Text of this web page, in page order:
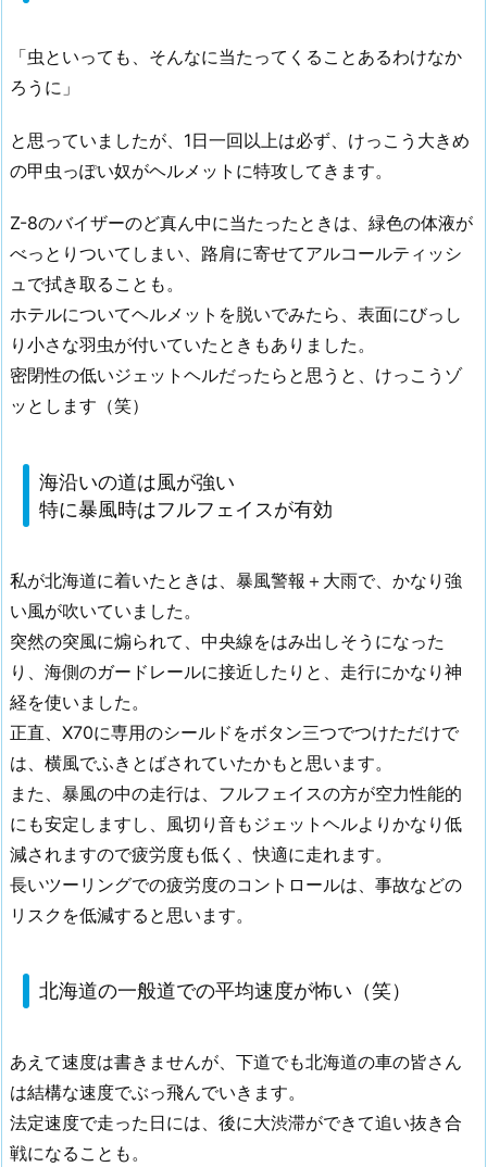
「虫といっても、そんなに当たってくることあるわけなか
ろうに」
と思っていましたが、1日一回以上は必ず、けっこう大きめ
の甲虫っぽい奴がヘルメットに特攻してきます。
Z-8のバイザーのど真ん中に当たったときは、緑色の体液が
べっとりついてしまい、路肩に寄せてアルコールティッシ
ュで拭き取ることも。
ホテルについてヘルメットを脱いでみたら、表面にびっし
り小さな羽虫が付いていたときもありました。
密閉性の低いジェットヘルだったらと思うと、けっこうゾ
ッとします（笑）
海沿いの道は風が強い
特に暴風時はフルフェイスが有効
私が北海道に着いたときは、暴風警報＋大雨で、かなり強
い風が吹いていました。
突然の突風に煽られて、中央線をはみ出しそうになった
り、海側のガードレールに接近したりと、走行にかなり神
経を使いました。
正直、X70に専用のシールドをボタン三つでつけただけで
は、横風でふきとばされていたかもと思います。
また、暴風の中の走行は、フルフェイスの方が空力性能的
にも安定しますし、風切り音もジェットヘルよりかなり低
減されますので疲労度も低く、快適に走れます。
長いツーリングでの疲労度のコントロールは、事故などの
リスクを低減すると思います。
北海道の一般道での平均速度が怖い（笑）
あえて速度は書きませんが、下道でも北海道の車の皆さん
は結構な速度でぶっ飛んでいきます。
法定速度で走った日には、後に大渋滞ができて追い抜き合
戦になることも。